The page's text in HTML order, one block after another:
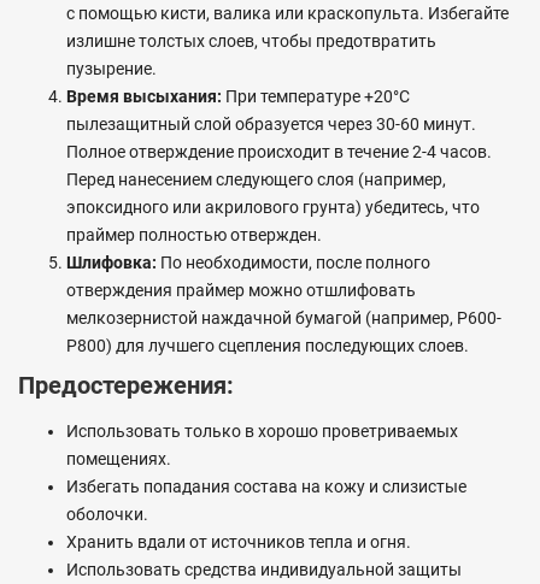
с помощью кисти, валика или краскопульта. Избегайте
излишне толстых слоев, чтобы предотвратить
пузырение.
Время высыхания: При температуре +20°C
пылезащитный слой образуется через 30-60 минут.
Полное отверждение происходит в течение 2-4 часов.
Перед нанесением следующего слоя (например,
эпоксидного или акрилового грунта) убедитесь, что
праймер полностью отвержден.
Шлифовка: По необходимости, после полного
отверждения праймер можно отшлифовать
мелкозернистой наждачной бумагой (например, P600-
P800) для лучшего сцепления последующих слоев.
Предостережения:
Использовать только в хорошо проветриваемых
помещениях.
Избегать попадания состава на кожу и слизистые
оболочки.
Хранить вдали от источников тепла и огня.
Использовать средства индивидуальной защиты